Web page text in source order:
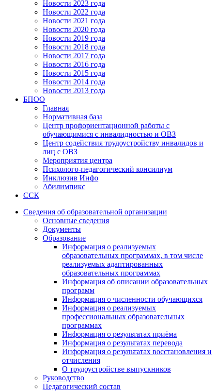
Новости 2023 года
Новости 2022 года
Новости 2021 года
Новости 2020 года
Новости 2019 года
Новости 2018 года
Новости 2017 года
Новости 2016 года
Новости 2015 года
Новости 2014 года
Новости 2013 года
БПОО
Главная
Нормативная база
Центр профориентационной работы с
обучающимися с инвалидностью и ОВЗ
Центр содействия трудоустройству инвалидов и
лиц с ОВЗ
Мероприятия центра
Психолого-педагогический консилиум
Инклюзив Инфо
Абилимпикс
ССК
Сведения об образовательной организации
Основные сведения
Документы
Образование
Информация о реализуемых
образовательных программах, в том числе
реализуемых адаптированных
образовательных программах
Информация об описании образовательных
программ
Информация о численности обучающихся
Информация о реализуемых
профессиональных образовательных
программах
Информация о результатах приёма
Информация о результатах перевода
Информация о результатах восстановления и
отчисления
О трудоустройстве выпускников
Руководство
Педагогический состав